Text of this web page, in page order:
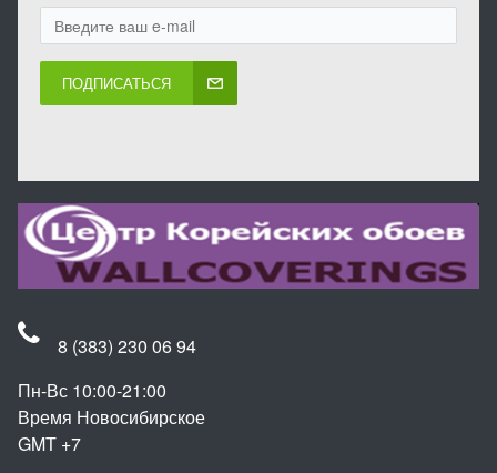
ПОДПИСАТЬСЯ
8 (383) 230 06 94
Пн-Вс 10:00-21:00
Время Новосибирское
GMT +7